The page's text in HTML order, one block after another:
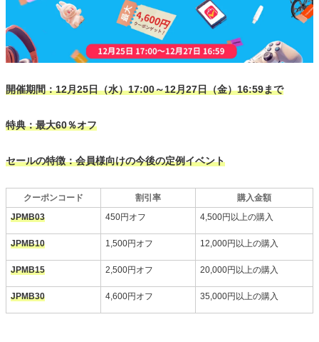
開催期間：12月25日（水）17:00～12月27日（金）16:59まで
特典：最大60％オフ
セールの特徴：会員様向けの今後の定例イベント
クーポンコード 割引率
購入金額
JPMB03
450円オフ 4,500円以上の購入
JPMB10 1,500円オフ 12,000円以上の購入
JPMB15 2,500円オフ 20,000円以上の購入
JPMB30 4,600円オフ 35,000円以上の購入